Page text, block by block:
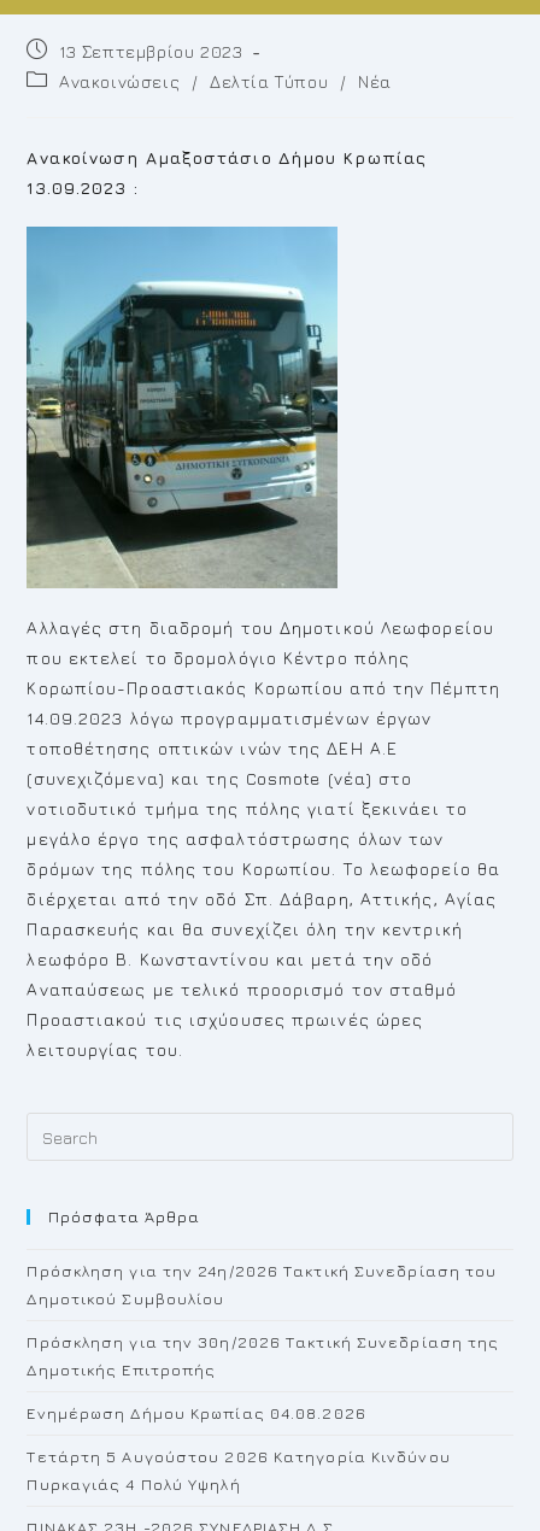
Post
published:
13 Σεπτεμβρίου 2023
PostΑνακοινώσεις / Δελτία Τύπου / Νέα
Ανακοίνωση Αμαξοστάσιο Δήμου Κρωπίας
13.09.2023 :
Αλλαγές στη διαδρομή του Δημοτικού Λεωφορείου
που εκτελεί το δρομολόγιο Κέντρο πόλης
Κορωπίου-Προαστιακός Κορωπίου από την Πέμπτη
14.09.2023 λόγω προγραμματισμένων έργων
τοποθέτησης οπτικών ινών της ΔΕΗ Α.Ε
(συνεχιζόμενα) και της Cosmote (νέα) στο
νοτιοδυτικό τμήμα της πόλης γιατί ξεκινάει το
μεγάλο έργο της ασφαλτόστρωσης όλων των
δρόμων της πόλης του Κορωπίου. Το λεωφορείο θα
διέρχεται από την οδό Σπ. Δάβαρη, Αττικής, Αγίας
Παρασκευής και θα συνεχίζει όλη την κεντρική
λεωφόρο Β. Κωνσταντίνου και μετά την οδό
Αναπαύσεως με τελικό προορισμό τον σταθμό
Προαστιακού τις ισχύουσες πρωινές ώρες
λειτουργίας του.
Πρόσφατα Άρθρα
Πρόσκληση για την 24η/2026 Τακτική Συνεδρίαση του
Δημοτικού Συμβουλίου
Πρόσκληση για την 30η/2026 Τακτική Συνεδρίαση της
Δημοτικής Επιτροπής
Ενημέρωση Δήμου Κρωπίας 04.08.2026
Τετάρτη 5 Αυγούστου 2026 Κατηγορία Κινδύνου
Πυρκαγιάς 4 Πολύ Υψηλή